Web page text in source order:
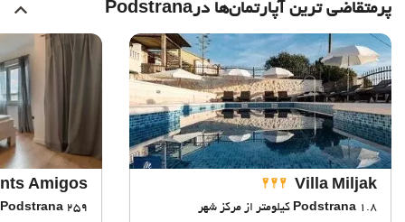
پرمتقاضی ترین آپارتمان‌‌ها درPodstrana
Villa Miljak
Podstrana 1.8 کیلومتر از مرکز شهر
Amigos
Podstrana 259 متر از مرکز شهر